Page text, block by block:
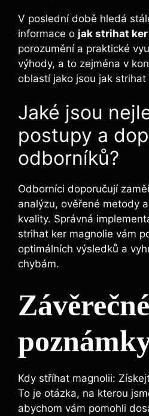
V poslední době hledá
informace o jak strihat
porozumění a praktické
výhody, a to zejména v
oblastí jako jsou jak strihat
Jaké jsou
postupy a
odborníků?
Odborníci doporučují
analýzu, ověřené metody
kvality. Správná
strihat ker magnolie vám
optimálních výsledků a
chybám.
Závěrečné
Kdy ⁢stříhat magnolii:
To je ⁢otázka, na kterou
abychom vám pomohli